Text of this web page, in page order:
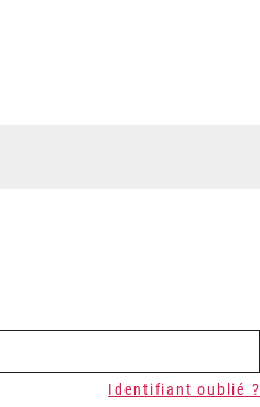
Identifiant oublié ?